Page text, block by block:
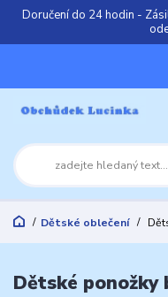
Doručení do 24 hodin -
Dětské oblečení
Dětské ponožky